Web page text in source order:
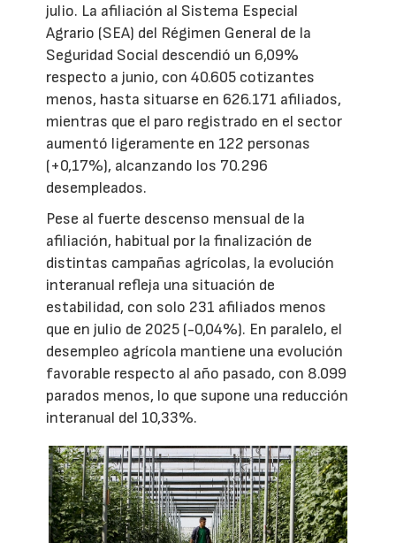
julio. La afiliación al Sistema Especial
Agrario (SEA) del Régimen General de la
Seguridad Social descendió un 6,09%
respecto a junio, con 40.605 cotizantes
menos, hasta situarse en 626.171 afiliados,
mientras que el paro registrado en el sector
aumentó ligeramente en 122 personas
(+0,17%), alcanzando los 70.296
desempleados.
Pese al fuerte descenso mensual de la
afiliación, habitual por la finalización de
distintas campañas agrícolas, la evolución
interanual refleja una situación de
estabilidad, con solo 231 afiliados menos
que en julio de 2025 (-0,04%). En paralelo, el
desempleo agrícola mantiene una evolución
favorable respecto al año pasado, con 8.099
parados menos, lo que supone una reducción
interanual del 10,33%.